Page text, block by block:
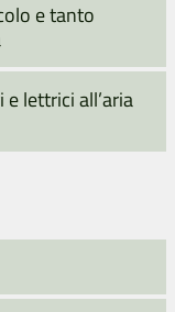
e tanto
lettrici all’aria